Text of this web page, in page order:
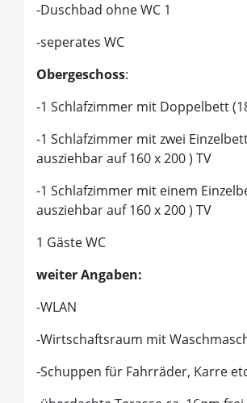
-Duschbad ohne WC 1
-seperates WC
Obergeschoss:
-1 Schlafzimmer mit Doppelbett
-1 Schlafzimmer mit zwei
ausziehbar auf 160 x 200 ) TV
-1 Schlafzimmer mit einem
ausziehbar auf 160 x 200 ) TV
1 Gäste WC
weiter Angaben:
-WLAN
-Wirtschaftsraum mit
-Schuppen für Fahrräder, Karre